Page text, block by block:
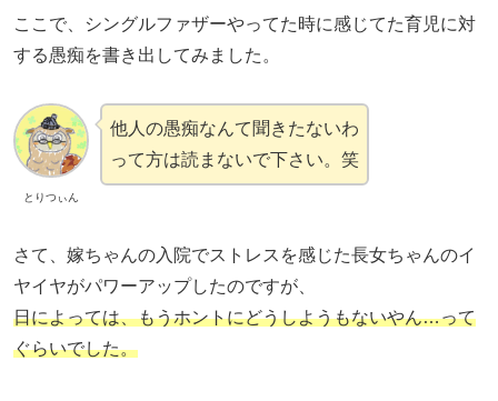
ここで、シングルファザーやってた時に感じてた育児に対
する愚痴を書き出してみました。
とりつぃん
他人の愚痴なんて聞きたないわ
って方は読まないで下さい。笑
さて、嫁ちゃんの入院でストレスを感じた長女ちゃんのイ
ヤイヤがパワーアップしたのですが、
日によっては、もうホントにどうしようもないやん…って
ぐらいでした。